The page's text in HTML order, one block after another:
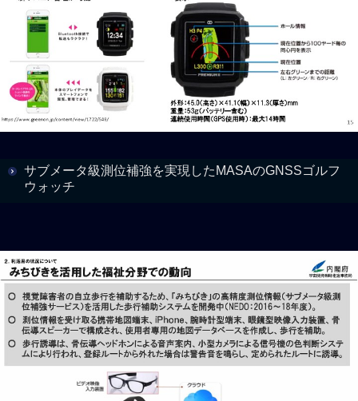
サブメータ級測位補強を実現したMASAのGNSSゴルフ
ウォッチ